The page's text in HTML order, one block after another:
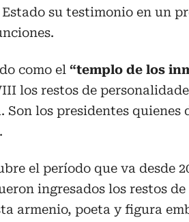
su testimonio en un
como el “templo de los
los restos de
Son los presidentes quienes
el período que va desde
ingresados los restos
armenio, poeta y figura